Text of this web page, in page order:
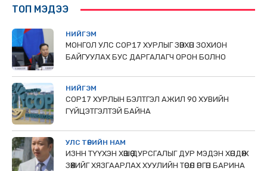
ТОП МЭДЭЭ
НИЙГЭМ
МОНГОЛ УЛС СОР17 ХУРЛЫГ ЗӨВХӨН ЗОХИОН
БАЙГУУЛАХ БУС ДАРГАЛАГЧ ОРОН БОЛНО
НИЙГЭМ
COP17 ХУРЛЫН БЭЛТГЭЛ АЖИЛ 90 ХУВИЙН
ГҮЙЦЭТГЭЛТЭЙ БАЙНА
УЛС ТӨРИЙН НАМ
ИЗНН ТҮҮХЭН ХӨШӨӨ ДУРСГАЛЫГ ДУР МЭДЭН ХӨНДӨЖ
ЗӨӨХИЙГ ХЯЗГААРЛАХ ХУУЛИЙН ТӨСӨЛ ӨРГӨН БАРИНА